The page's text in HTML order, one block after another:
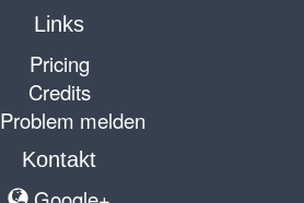
Links
Pricing
Credits
Problem melden
Kontakt